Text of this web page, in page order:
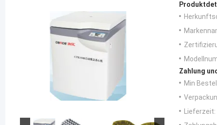
Zahlung
Min
Lieferzeit: